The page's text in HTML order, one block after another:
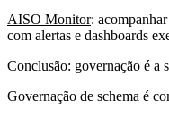
AISO Monitor:
com alertas e dashboards
Conclusão: governação é a
Governação de schema é